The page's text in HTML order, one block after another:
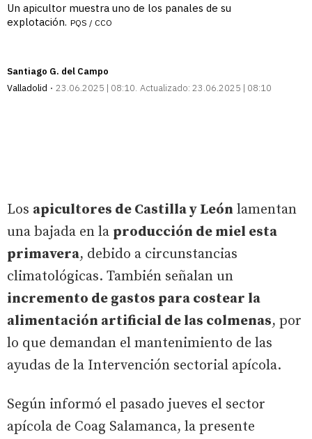
Un apicultor muestra uno de los panales de su
explotación. PQS / CCO
Santiago G. del Campo
Valladolid
23.06.2025 | 08:10 Actualizado: 23.06.2025 | 08:10
Los apicultores de Castilla y León lamentan
una bajada en la producción de miel esta
primavera, debido a circunstancias
climatológicas. También señalan un
incremento de gastos para costear la
alimentación artificial de las colmenas, por
lo que demandan el mantenimiento de las
ayudas de la Intervención sectorial apícola.
Según informó el pasado jueves el sector
apícola de Coag Salamanca, la presente